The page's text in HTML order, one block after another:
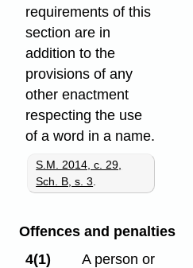
requirements of this
section are in
addition to the
provisions of any
other enactment
respecting the use
of a word in a name.
S.M. 2014, c. 29,
Sch. B, s. 3
Offences and penalties
4(1)
A person or